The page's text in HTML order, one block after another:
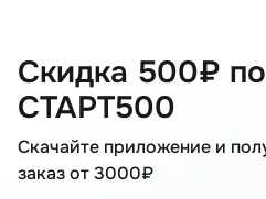
Скидка 500₽
СТАРТ500
Скачайте приложение и
заказ от 3000₽